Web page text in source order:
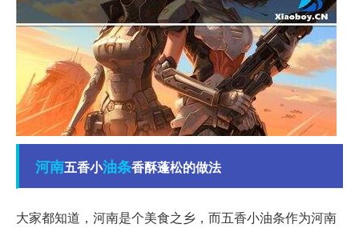
河南五香小油条香酥蓬松的做法
大家都知道，河南是个美食之乡，而五香小油条作为河南